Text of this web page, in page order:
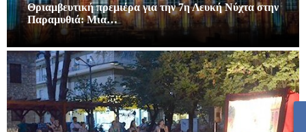
Θριαμβευτική πρεμιέρα για την 7η Λευκή Νύχτα στην
Παραμυθιά: Μια…